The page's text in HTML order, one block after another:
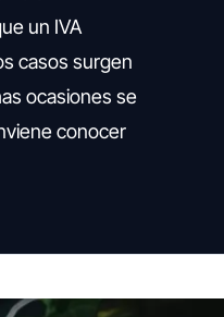
un IVA
casos surgen
ocasiones se
conocer